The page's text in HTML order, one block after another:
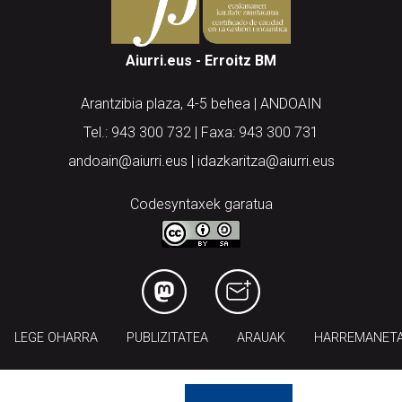
Aiurri.eus - Erroitz BM
Arantzibia plaza, 4-5 behea | ANDOAIN
Tel.: 943 300 732 | Faxa: 943 300 731
andoain@aiurri.eus | idazkaritza@aiurri.eus
Codesyntaxek garatua
LEGE OHARRA PUBLIZITATEA ARAUAK